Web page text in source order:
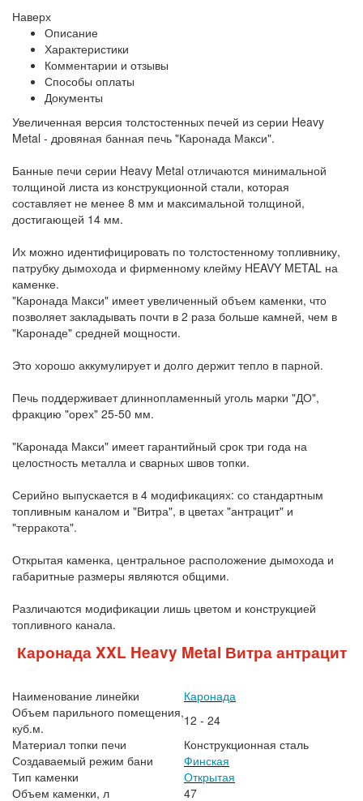
Наверх
Описание
Характеристики
Комментарии и отзывы
Способы оплаты
Документы
Увеличенная версия толстостенных печей из серии Heavy
Metal - дровяная банная печь "Каронада Макси".
Банные печи серии Heavy Metal отличаются минимальной
толщиной листа из конструкционной стали, которая
составляет не менее 8 мм и максимальной толщиной,
достигающей 14 мм.
Их можно идентифицировать по толстостенному топливнику,
патрубку дымохода и фирменному клейму HEAVY METAL на
каменке.
"Каронада Макси" имеет увеличенный объем каменки, что
позволяет закладывать почти в 2 раза больше камней, чем в
"Каронаде" средней мощности.
Это хорошо аккумулирует и долго держит тепло в парной.
Печь поддерживает длиннопламенный уголь марки "ДО",
фракцию "орех" 25-50 мм.
"Каронада Макси" имеет гарантийный срок три года на
целостность металла и сварных швов топки.
Серийно выпускается в 4 модификациях: со стандартным
топливным каналом и "Витра", в цветах "антрацит" и
"терракота".
Открытая каменка, центральное расположение дымохода и
габаритные размеры являются общими.
Различаются модификации лишь цветом и конструкцией
топливного канала.
Каронада XXL Heavy Metal Витра антрацит
Наименование линейки
Каронада
Объем парильного помещения,
куб.м.
12 - 24
Материал топки печи
Конструкционная сталь
Создаваемый режим бани
Финская
Тип каменки
Открытая
Объем каменки, л
47